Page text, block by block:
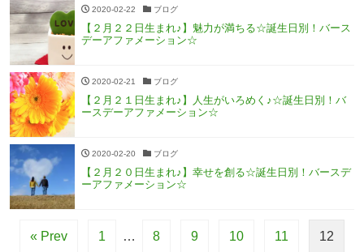
2020-02-22 ブログ
【２月２２日生まれ♪】魅力が満ちる☆誕生日別！バース
デーアファメーション☆
2020-02-21 ブログ
【２月２１日生まれ♪】人生がいろめく♪☆誕生日別！バ
ースデーアファメーション☆
2020-02-20 ブログ
【２月２０日生まれ♪】幸せを創る☆誕生日別！バースデ
ーアファメーション☆
« Prev 1 … 8 9 10 11 12